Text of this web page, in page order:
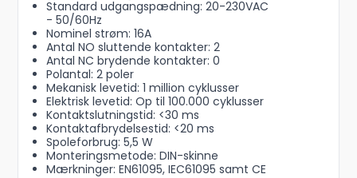
Standard udgangspædning: 20-230VAC
- 50/60Hz
Nominel strøm: 16A
Antal NO sluttende kontakter: 2
Antal NC brydende kontakter: 0
Polantal: 2 poler
Mekanisk levetid: 1 million cyklusser
Elektrisk levetid: Op til 100.000 cyklusser
Kontaktslutningstid: <30 ms
Kontaktafbrydelsestid: <20 ms
Spoleforbrug: 5,5 W
Monteringsmetode: DIN-skinne
Mærkninger: EN61095, IEC61095 samt CE